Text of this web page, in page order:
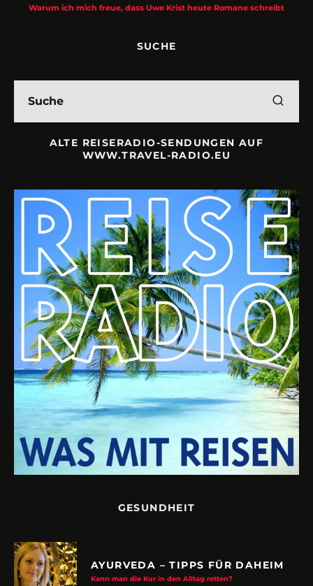
Warum ich mich freue, dass Uwe Krist heute Romane schreibt
SUCHE
ALTE REISERADIO-SENDUNGEN AUF
WWW.TRAVEL-RADIO.EU
GESUNDHEIT
AYURVEDA – TIPPS FÜR DAHEIM
Kann man die Kur in den Alltag retten?